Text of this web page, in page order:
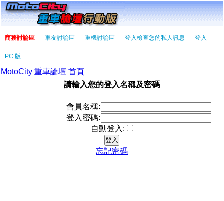
商務討論區 車友討論區 重機討論區 登入檢查您的私人訊息 登入
PC 版
MotoCity 重車論壇 首頁
請輸入您的登入名稱及密碼
會員名稱:
登入密碼:
自動登入:
忘記密碼